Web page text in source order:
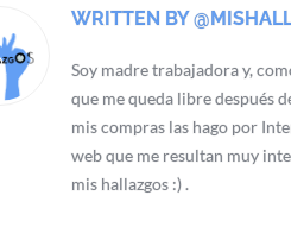
WRITTEN BY
Soy madre trabajadora y,
que me queda libre después
mis compras las hago por
web que me resultan muy
mis hallazgos :) .